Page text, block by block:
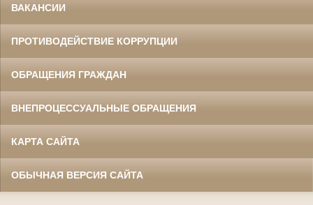
ВАКАНСИИ
ПРОТИВОДЕЙСТВИЕ КОРРУПЦИИ
ОБРАЩЕНИЯ ГРАЖДАН
ВНЕПРОЦЕССУАЛЬНЫЕ ОБРАЩЕНИЯ
КАРТА САЙТА
ОБЫЧНАЯ ВЕРСИЯ САЙТА